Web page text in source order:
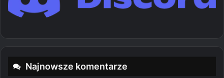
Najnowsze komentarze